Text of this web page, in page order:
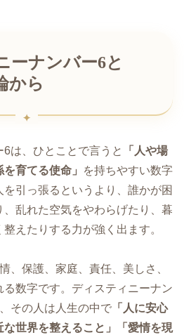
ーナンバー6と
から
は、ひとことで言うと
「人や場
育てる使命」
を持ちやすい数字
引っ張るというより、誰かが困
乱れた空気をやわらげたり、暮
えたりする力が強く出ます。
、保護、家庭、責任、美しさ、
数字です。ディスティニーナン
その人は人生の中で 「人に安心
世界を整えること」「愛情を現